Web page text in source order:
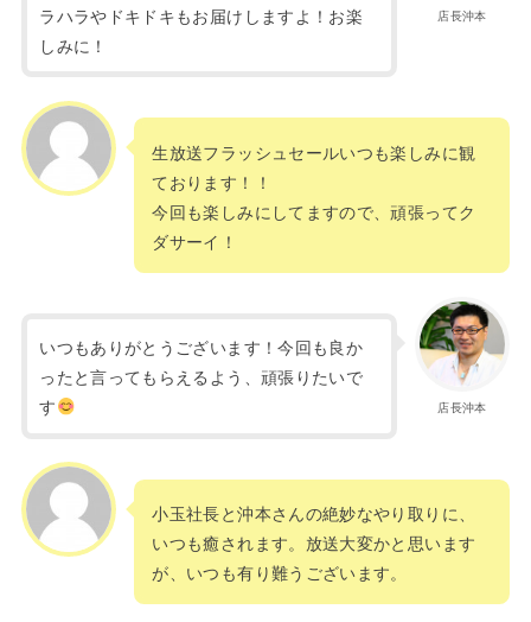
店長沖本
ラハラやドキドキもお届けしますよ！お楽
しみに！
生放送フラッシュセールいつも楽しみに観
ております！！
今回も楽しみにしてますので、頑張ってク
ダサーイ！
店長沖本
いつもありがとうございます！今回も良か
ったと言ってもらえるよう、頑張りたいで
す
小玉社長と沖本さんの絶妙なやり取りに、
いつも癒されます。放送大変かと思います
が、いつも有り難うございます。